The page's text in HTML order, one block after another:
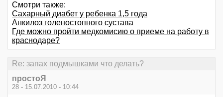
Смотри также:
Сахарный диабет у ребенка 1,5 года
Анкилоз голеностопного сустава
Где можно пройти медкомисию о приеме на работу в
краснодаре?
Re: запах подмышками что делать?
простоЯ
28 - 15.07.2010 - 10:44